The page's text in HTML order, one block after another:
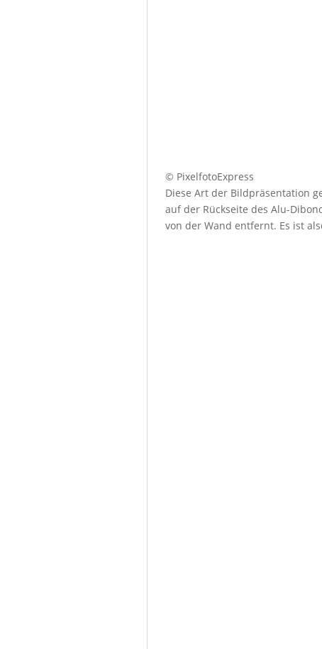
© PixelfotoExpress
Diese Art der Bildpräsentation
auf der Rückseite des Alu-
von der Wand entfernt. Es ist